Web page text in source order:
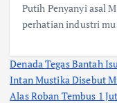
Putih Penyanyi asal
perhatian industri
Denada Tegas Bantah
Intan Mustika Disebut
Alas Roban Tembus 1